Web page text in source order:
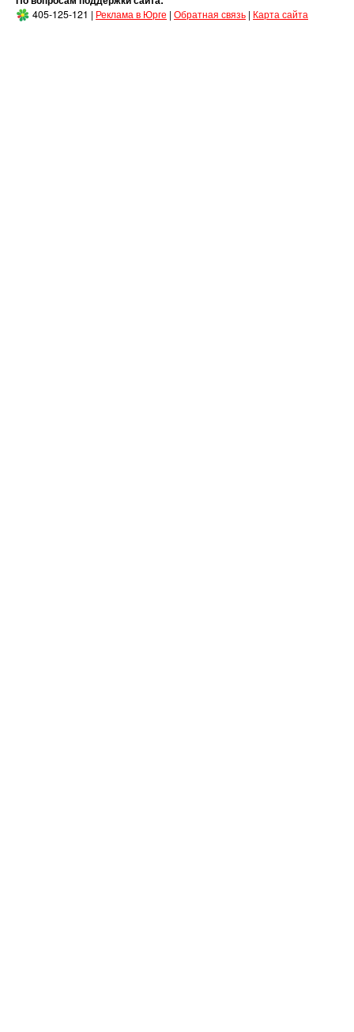
405-125-121 | Реклама в Юрге | Обратная связь | Карта сайта